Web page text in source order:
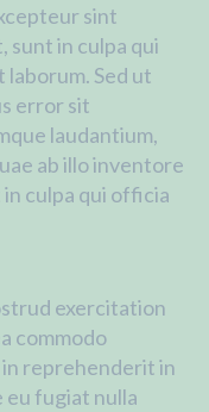
sint
sunt in culpa qui
Sed ut
error sit
laudantium,
ab illo inventore
culpa qui officia
exercitation
commodo
reprehenderit in
fugiat nulla